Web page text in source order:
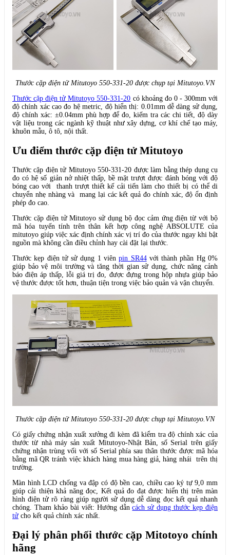
Thước cặp điện tử Mitutoyo 550-331-20 được chụp tại Mitutoyo.VN
Thước cặp điện tử Mitutoyo 550-331-20 có khoảng đo 0 - 300mm với
độ chính xác cao đo hệ metric, độ hiển thị: 0.01mm dễ dàng sử dụng,
độ chính xác: ±0.04mm phù hợp để đo, kiếm tra các chi tiết, độ dày
vật liệu trong các ngành kỹ thuật như xây dựng, cơ khí chế tạo máy,
khuôn mẫu, ô tô, nội thất.
Ưu điểm thước cặp điện tử Mitutoyo
Thước cặp điện tử Mitutoyo 550-331-20 được làm bằng thép dụng cụ
đo có hệ số giản nở nhiệt thấp, bề mặt trượt được đánh bóng với độ
bóng cao với thanh trượt thiết kế cải tiến làm cho thiết bị có thể di
chuyển nhẹ nhàng và mang lại các kết quả đo chính xác, độ ổn định
phép đo cao.
Thước cặp điện tử Mitutoyo sử dụng bộ đọc cảm ứng điện từ với bộ
mã hóa tuyến tính trên thân kết hợp công nghệ ABSOLUTE của
mitutoyo giúp việc xác định chính xác vị trí đo của thước ngay khi bật
nguồn mà không cần điều chỉnh hay cài đặt lại thước.
Thước kẹp điện tử sử dụng 1 viênpin SR44với thành phần Hg 0%
giúp bảo vệ môi trường và tăng thời gian sử dụng, chức năng cảnh
báo điện áp thấp, lỗi giá trị đo, được đựng trong hộp nhựa giúp bảo
vệ thước được tốt hơn, thuận tiện trong việc bảo quản và vận chuyển.
Thước cặp điện tử Mitutoyo 550-331-20 được chụp tại Mitutoyo.VN
Có giấy chứng nhận xuất xưởng đi kèm đã kiểm tra độ chính xác của
thước từ nhà máy sản xuất Mitutoyo-Nhật Bản, số Serial trên giấy
chứng nhận trùng vối với số Serial phía sau thân thước được mã hóa
bằng mã QR tránh việc khách hàng mua hàng giả, hàng nhái trên thị
trường.
Màn hình LCD chống va đập có độ bền cao, chiều cao ký tự 9,0 mm
giúp cải thiện khả năng đọc, Kết quả đo đạt được hiển thị trên màn
hình điện tử rõ ràng giúp người sử dụng dễ dàng đọc kết quả nhanh
chóng. Tham khảo bài viết: Hướng dẫncách sử dụng thước kẹp điện
tử cho kết quả chính xác nhất.
Đại lý phân phối thước cặp Mitotoyo chính
hãng